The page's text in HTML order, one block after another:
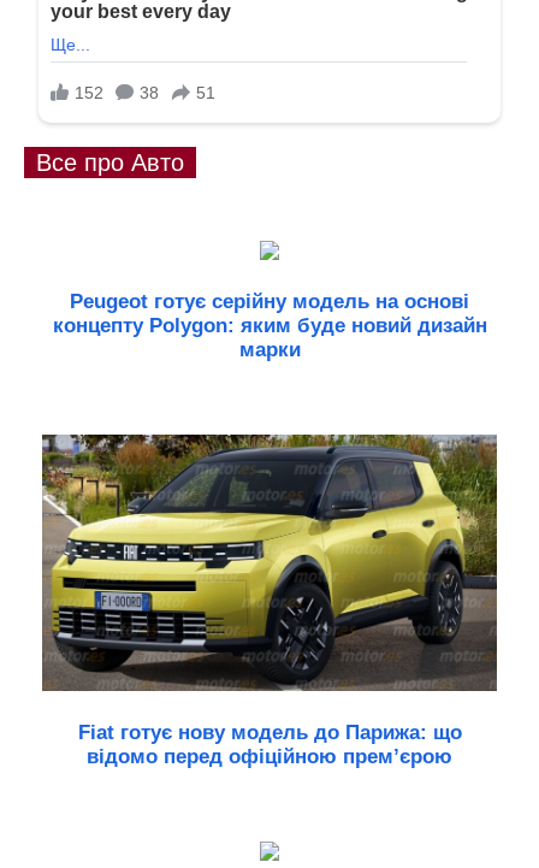
Все про Авто
Peugeot готує серійну модель на основі
концепту Polygon: яким буде новий дизайн
марки
Fiat готує нову модель до Парижа: що
відомо перед офіційною прем’єрою